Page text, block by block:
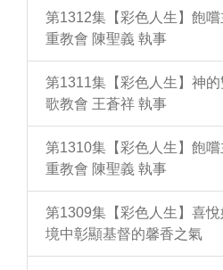
第1312集【彩色人生】飽
重教會 陳聖義 執事
第1311集【彩色人生】神
歌教會 王蒼祥 執事
第1310集【彩色人生】飽
重教會 陳聖義 執事
第1309集【彩色人生】喜
境中彰顯基督的馨香之氣